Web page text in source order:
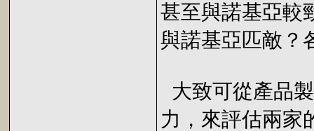
甚至與諾基亞較
與諾基亞匹敵？
大致可從產品
力，來評估兩家